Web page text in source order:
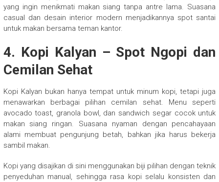
yang ingin menikmati makan siang tanpa antre lama. Suasana
casual dan desain interior modern menjadikannya spot santai
untuk makan bersama teman kantor.
4. Kopi Kalyan – Spot Ngopi dan
Cemilan Sehat
Kopi Kalyan bukan hanya tempat untuk minum kopi, tetapi juga
menawarkan berbagai pilihan cemilan sehat. Menu seperti
avocado toast, granola bowl, dan sandwich segar cocok untuk
makan siang ringan. Suasana nyaman dengan pencahayaan
alami membuat pengunjung betah, bahkan jika harus bekerja
sambil makan.
Kopi yang disajikan di sini menggunakan biji pilihan dengan teknik
penyeduhan manual, sehingga rasa kopi selalu konsisten dan